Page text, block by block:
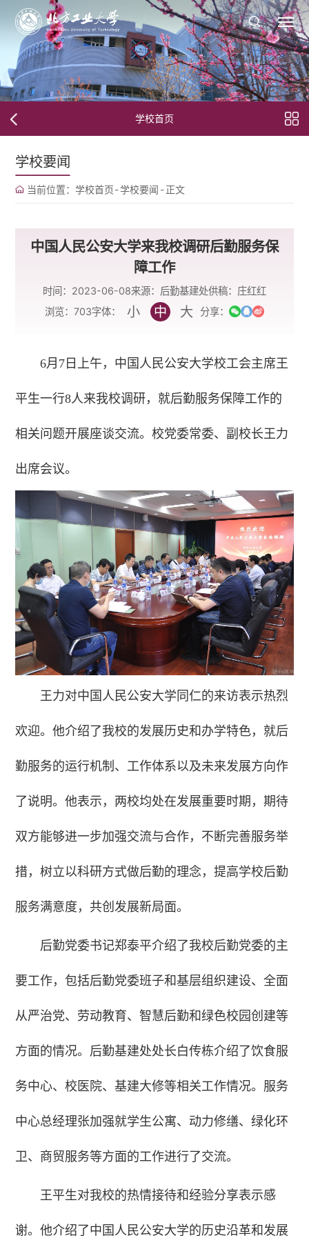
学校首页
学校要闻
当前位置： 学校首页-学校要闻 -正文
中国人民公安大学来我校调研后勤服务保
障工作
时间：2023-06-08来源：后勤基建处供稿：庄红红
浏览： 703字体： 小 中 大 分享：
6月7日上午，中国人民公安大学校工会主席王
平生一行8人来我校调研，就后勤服务保障工作的
相关问题开展座谈交流。校党委常委、副校长王力
出席会议。
王力对中国人民公安大学同仁的来访表示热烈
欢迎。他介绍了我校的发展历史和办学特色，就后
勤服务的运行机制、工作体系以及未来发展方向作
了说明。他表示，两校均处在发展重要时期，期待
双方能够进一步加强交流与合作，不断完善服务举
措，树立以科研方式做后勤的理念，提高学校后勤
服务满意度，共创发展新局面。
后勤党委书记郑泰平介绍了我校后勤党委的主
要工作，包括后勤党委班子和基层组织建设、全面
从严治党、劳动教育、智慧后勤和绿色校园创建等
方面的情况。后勤基建处处长白传栋介绍了饮食服
务中心、校医院、基建大修等相关工作情况。服务
中心总经理张加强就学生公寓、动力修缮、绿化环
卫、商贸服务等方面的工作进行了交流。
王平生对我校的热情接待和经验分享表示感
谢。他介绍了中国人民公安大学的历史沿革和发展